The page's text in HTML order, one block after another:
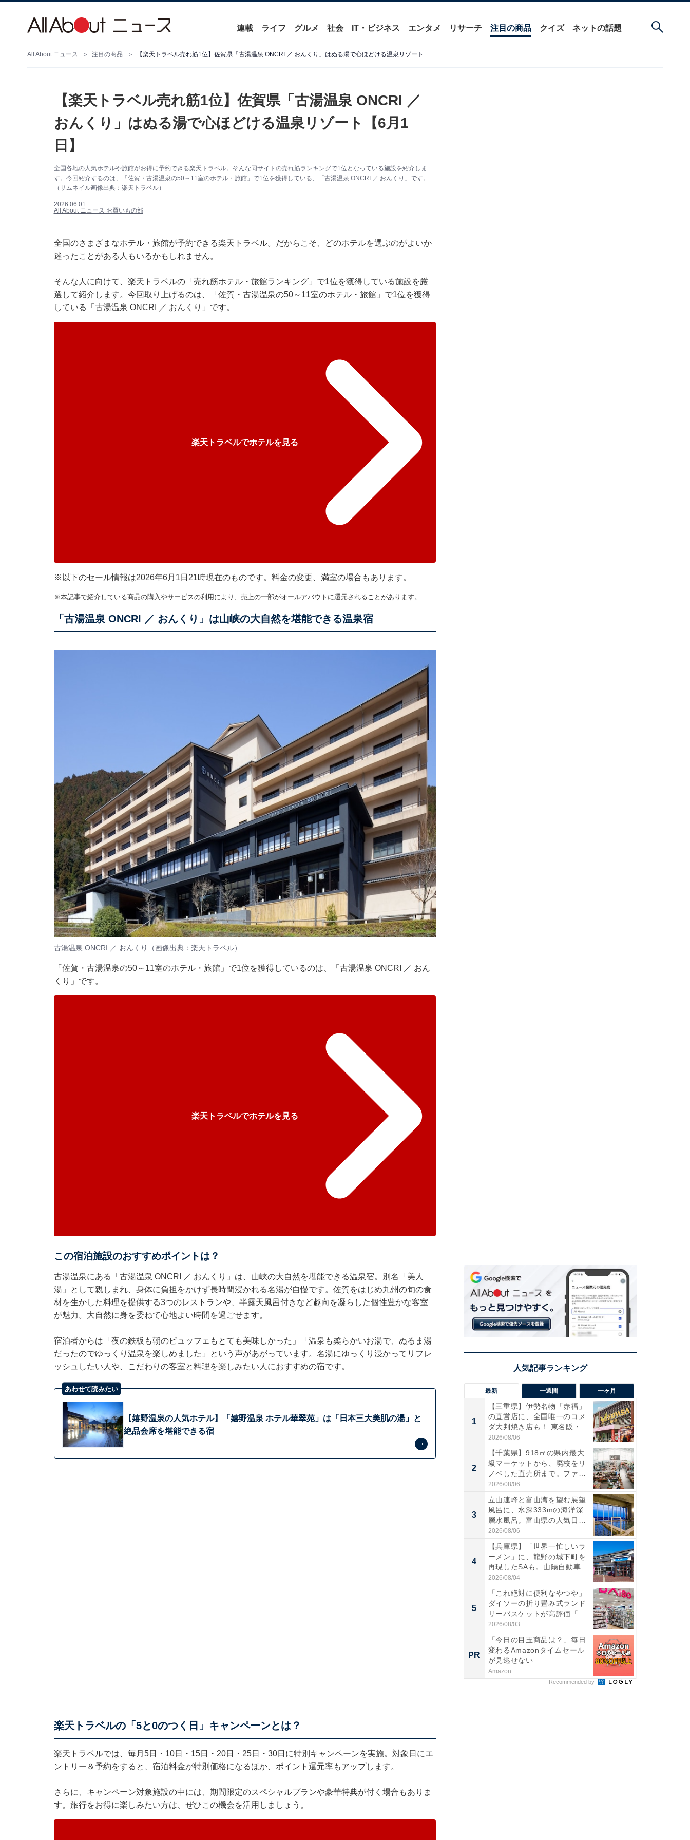
連載 ライフ グルメ 社会 IT・ビジネス エンタメ リサーチ 注目の商品 クイズ ネットの話題
All About ニュース 注目の商品 【楽天トラベル売れ筋1位】佐賀県「古湯温泉 ONCRI ／ おんくり」はぬる湯で心ほどける温泉リゾート【6月1日】
【楽天トラベル売れ筋1位】佐賀県「古湯温泉 ONCRI ／
おんくり」はぬる湯で心ほどける温泉リゾート【6月1
日】
全国各地の人気ホテルや旅館がお得に予約できる楽天トラベル。そんな同サイトの売れ筋ランキングで1位となっている施設を紹介しま
す。今回紹介するのは、「佐賀・古湯温泉の50～11室のホテル・旅館」で1位を獲得している、「古湯温泉 ONCRI ／ おんくり」です。
（サムネイル画像出典：楽天トラベル）
2026.06.01
All About ニュース お買いもの部
全国のさまざまなホテル・旅館が予約できる楽天トラベル。だからこそ、どのホテルを選ぶのがよいか
迷ったことがある人もいるかもしれません。
そんな人に向けて、 楽天トラベルの「売れ筋ホテル・旅館ランキング」で1位を獲得している施設を厳
選して紹介します。今回取り上げるのは、「佐賀・古湯温泉の50～11室のホテル・旅館」で1位を獲得
している「古湯温泉 ONCRI ／ おんくり」です。
楽天トラベルでホテルを見る
※以下のセール情報は2026年6月1日21時現在のものです。料金の変更、満室の場合もあります。
※本記事で紹介している商品の購入やサービスの利用により、売上の一部がオールアバウトに還元されることがあります。
「古湯温泉 ONCRI ／ おんくり」は山峡の大自然を堪能できる温泉宿
古湯温泉 ONCRI ／ おんくり（画像出典：楽天トラベル）
「佐賀・古湯温泉の50～11室のホテル・旅館」で1位を獲得しているのは、「古湯温泉 ONCRI ／ おん
くり」です。
楽天トラベルでホテルを見る
この宿泊施設のおすすめポイントは？
古湯温泉にある「古湯温泉 ONCRI ／ おんくり」は、山峡の大自然を堪能できる温泉宿。別名「美人
湯」として親しまれ、身体に負担をかけず長時間浸かれる名湯が自慢です。佐賀をはじめ九州の旬の食
材を生かした料理を提供する3つのレストランや、半露天風呂付きなど趣向を凝らした個性豊かな客室
が魅力。大自然に身を委ねて心地よい時間を過ごせます。
宿泊者からは「夜の鉄板も朝のビュッフェもとても美味しかった」「温泉も柔らかいお湯で、ぬるま湯
だったのでゆっくり温泉を楽しめました」という声があがっています。名湯にゆっくり浸かってリフレ
ッシュしたい人や、こだわりの客室と料理を楽しみたい人におすすめの宿です。
あわせて読みたい
【嬉野温泉の人気ホテル】「嬉野温泉 ホテル華翠苑」は「日本三大美肌の湯」と
絶品会席を堪能できる宿
楽天トラベルの「5と0のつく日」キャンペーンとは？
楽天トラベルでは、毎月5日・10日・15日・20日・25日・30日に特別キャンペーンを実施。対象日にエ
ントリー＆予約をすると、宿泊料金が特別価格になるほか、ポイント還元率もアップします。
さらに、キャンペーン対象施設の中には、期間限定のスペシャルプランや豪華特典が付く場合もありま
す。旅行をお得に楽しみたい方は、ぜひこの機会を活用しましょう。
最新 一週間 一ヶ月
1
【三重県】伊勢名物「赤福」
の直営店に、全国唯一のコメ
ダ大判焼き店も！ 東名阪・
伊...
2026/08/06
2
【千葉県】918㎡の県内最大
級マーケットから、廃校をリ
ノベした直売所まで。ファ
ー...
2026/08/06
3
立山連峰と富山湾を望む展望
風呂に、水深333mの海洋深
層水風呂。富山県の人気日
帰...
2026/08/06
4
【兵庫県】「世界一忙しいラ
ーメン」に、龍野の城下町を
再現したSAも。山陽自動車
道...
2026/08/04
5
「これ絶対に便利なやつや」
ダイソーの折り畳み式ランド
リーバスケットが高評価「使
わ...
2026/08/03
PR
「今日の目玉商品は？」毎日
変わるAmazonタイムセール
が見逃せない
Amazon
Recommended by